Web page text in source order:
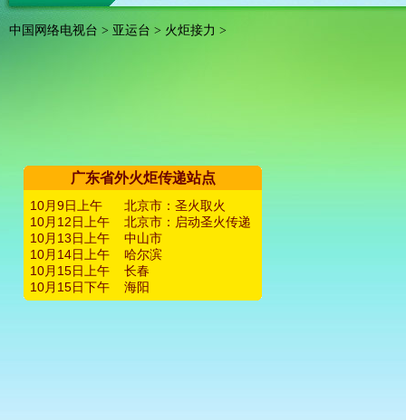
中国网络电视台 > 亚运台 > 火炬接力 >
广东省外火炬传递站点
10月9日上午
北京市：圣火取火
10月12日上午
北京市：启动圣火传递
10月13日上午
中山市
10月14日上午
哈尔滨
10月15日上午
长春
10月15日下午
海阳